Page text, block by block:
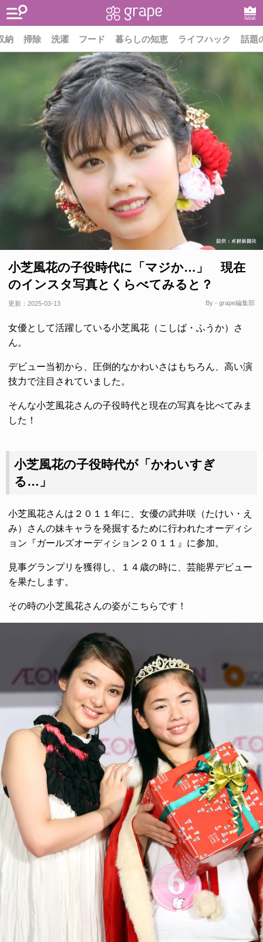
RANK
納 掃除 洗濯 フード 暮らしの知恵 ライフハック 話題
小芝風花の子役時代に「マジか…」 現在
のインスタ写真とくらべてみると？
更新： 2025-03-13 By - grape編集部
女優として活躍している小芝風花（こしば・ふうか）さ
ん。
デビュー当初から、圧倒的なかわいさはもちろん、高い演
技力で注目されていました。
そんな小芝風花さんの子役時代と現在の写真を比べてみま
した！
小芝風花の子役時代が「かわいすぎ
る…」
小芝風花さんは２０１１年に、女優の武井咲（たけい・え
み）さんの妹キャラを発掘するために行われたオーディシ
ョン『ガールズオーディション２０１１』に参加。
見事グランプリを獲得し、１４歳の時に、芸能界デビュー
を果たします。
その時の小芝風花さんの姿がこちらです！